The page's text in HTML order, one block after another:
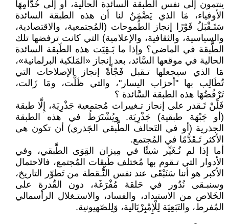
ينتمون إلى نفس الطبقة السائدة الحالية، أو إلى خُدَّامِهَا
الأوفياء، مَا الذي يَضْمَنُ لنا أن هذه الطبقة السائدة
سَتَـقْبَلُ فَوْرًا إنجاز الطُموحات (المُجتمعية، والاقتصادية،
والسياسية، والثقافية، والإعلامية) التي كانت ترفضها تلك
الطَّبقة في الماضي؟ وإذا ما بَـقِيَت هذه الطّبقة السائدة
الحالية في موقعها السَّائد، بعد إنجاز «المَلكية البرلمانية»،
مَا الذي سيجعلها تـقبل فَجْأَةً إنجاز الإصلاحات التي
تُطَالِب بها "أحزاب اليسار"، والتي ظَلَّت، ومَا زَالت،
تَرْفُضُهَا هذه الطبقة السَّائدة ؟
فَلَنْ تَـقدر على إنجاز تـغييرات مُجتمعية جَذْرِيَة، إِلَّا طبقة
(أو جَبْهَة طبقية) جَذْرِيَة. ويُشْتَرَطُ في هذه الطبقة
الجذرية (أو في التَحالف الطَّبقي الجَذري) أن تكون هي
الأكثر تَـقَدُّمًا في المُجتمع.
أما إذا لم نُـغَيِّر شيئًا في مِيزان القِوَى الطَّبقي، وفي
الأدوار التي تـقوم بها مُختلف طَبقات المُجتمع، فالاحتمال
الأكبر هو أننا سَنَبْقَى عند نفس النُّـقطة من تَطوّر التاريخ،
وسنبـقى نُدُور في حَلقة مُفْرَغَة، دون القُدرة على
الخَلاص من الاستبداد، والفساد، والاستـغلال الرأسمالي
المُفرط، والتَبَعِيَة لِلْإِمْبِرْيَالية، وَلِلصّهيونية.